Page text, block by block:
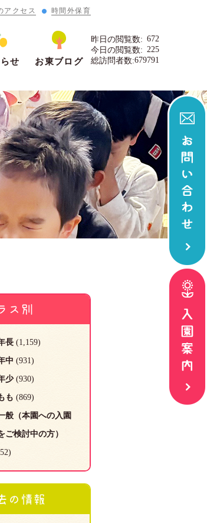
アクセス 時間外保育
せ お東ブログ
672
昨日の閲覧数:
225
今日の閲覧数:
679791
総訪問者数:
ス別
長 (1,159)
中 (931)
少(930)
も (869)
般（本園への入園
ご検討中の方）
の情報